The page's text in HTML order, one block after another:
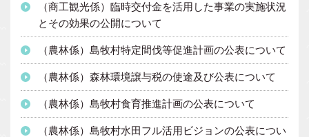
（商工観光係）臨時交付金を活用した事業の実施状況
とその効果の公開について
（農林係）島牧村特定間伐等促進計画の公表について
（農林係）森林環境譲与税の使途及び公表について
（農林係）島牧村食育推進計画の公表について
（農林係）島牧村水田フル活用ビジョンの公表につい